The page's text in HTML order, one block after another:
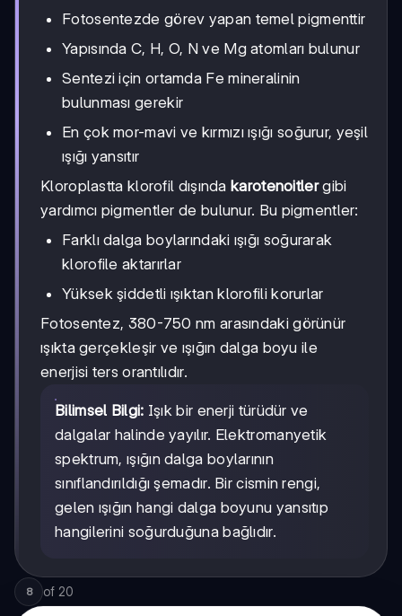
Fotosentezde görev yapan temel pigmenttir
Yapısında C, H, O, N ve Mg atomları bulunur
Sentezi için ortamda Fe mineralinin
bulunması gerekir
En çok mor-mavi ve kırmızı ışığı soğurur, yeşil
ışığı yansıtır
Kloroplastta klorofil dışında karotenoitlergibi
yardımcı pigmentler de bulunur. Bu pigmentler:
Farklı dalga boylarındaki ışığı soğurarak
klorofile aktarırlar
Yüksek şiddetli ışıktan klorofili korurlar
Fotosentez, 380-750 nm arasındaki görünür
ışıkta gerçekleşir ve ışığın dalga boyu ile
enerjisi ters orantılıdır.
Bilimsel Bilgi: Işık bir enerji türüdür ve
dalgalar halinde yayılır. Elektromanyetik
spektrum, ışığın dalga boylarının
sınıflandırıldığı şemadır. Bir cismin rengi,
gelen ışığın hangi dalga boyunu yansıtıp
hangilerini soğurduğuna bağlıdır.
8 of 20